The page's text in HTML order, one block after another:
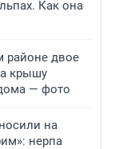
Как она
районе двое
крышу
— фото
на
нерпа